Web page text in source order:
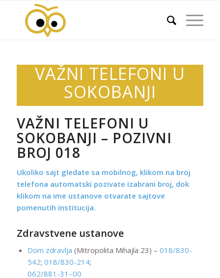
VAŽNI TELEFONI U
SOKOBANJI
VAŽNI TELEFONI U
SOKOBANJI – POZIVNI
BROJ 018
Ukoliko sajt gledate sa mobilnog, klikom na broj
telefona automatski pozivate izabrani broj, dok
klikom na ime ustanove otvarate sajtove
pomenutih institucija.
Zdravstvene ustanove
Dom zdravlja (Mitropolita Mihajla 23) – 018/830-
542; 018/830-214;
062/881-31–00